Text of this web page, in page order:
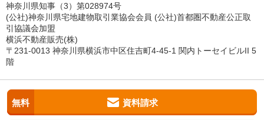
神奈川県知事（3）第028974号
(公社)神奈川県宅地建物取引業協会会員 (公社)首都圏不動産公正取
引協議会加盟
横浜不動産販売(株)
〒231-0013 神奈川県横浜市中区住吉町4-45-1 関内トーセイビルII 5
階
無料 資料請求